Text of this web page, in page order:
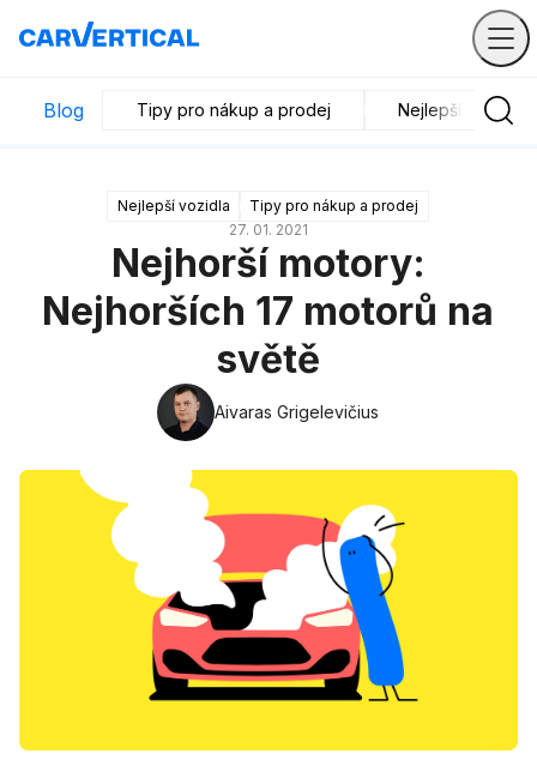
Blog Tipy pro nákup a prodej Nejlepší vozidla
Nejlepší vozidla
Tipy pro nákup a prodej
27. 01. 2021
Nejhorší motory:
Nejhorších 17 motorů na
světě
Aivaras Grigelevičius